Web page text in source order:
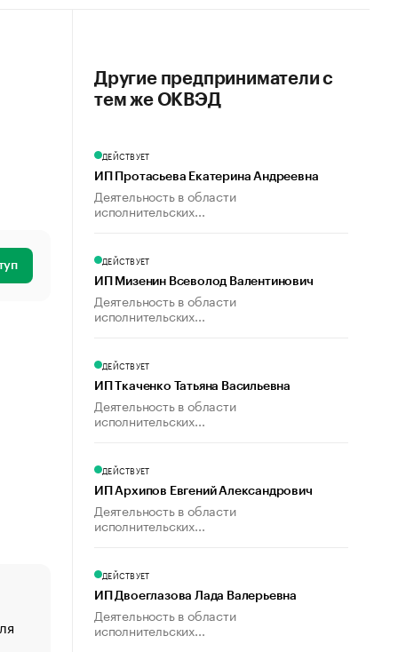
«От спорта тело стареет иначе». Как живет глава
создавшей GTA
Другие предприниматели с
тем же ОКВЭД
ДЕЙСТВУЕТ
ИП Протасьева Екатерина Андреевна
Деятельность в области
исполнительских...
ДЕЙСТВУЕТ
ИП Мизенин Всеволод Валентинович
Деятельность в области
исполнительских...
ДЕЙСТВУЕТ
ИП Ткаченко Татьяна Васильевна
Деятельность в области
исполнительских...
ДЕЙСТВУЕТ
ИП Архипов Евгений Александрович
Деятельность в области
исполнительских...
ДЕЙСТВУЕТ
ИП Двоеглазова Лада Валерьевна
Деятельность в области
исполнительских...